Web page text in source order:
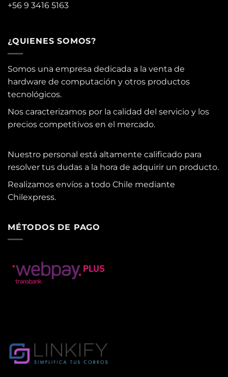
+56 9 3416 5163
¿QUIENES SOMOS?
Somos una empresa dedicada a la venta de
hardware de computación y otros productos
tecnológicos.
Nos caracterizamos por la calidad del servicio y los
precios competitivos en el mercado.
Nuestro personal está altamente calificado para
resolver tus dudas a la hora de adquirir un producto.
Realizamos envíos a todo Chile mediante
Chilexpress.
MÉTODOS DE PAGO